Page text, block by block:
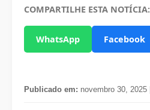
COMPARTILHE ESTA NOTÍCIA:
WhatsApp Facebook
Publicado em: novembro 30, 2025 |